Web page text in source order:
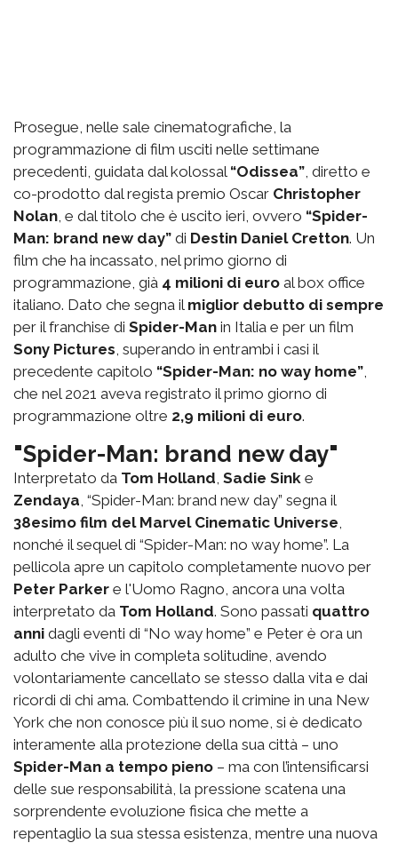
Prosegue, nelle sale cinematografiche, la
programmazione di film usciti nelle settimane
precedenti, guidata dal kolossal “Odissea” , diretto e
co-prodotto dal regista premio Oscar Christopher
Nolan , e dal titolo che è uscito ieri, ovvero “Spider-
Man: brand new day” di Destin Daniel Cretton. Un
film che ha incassato, nel primo giorno di
programmazione, già 4 milioni di euro al box office
italiano. Dato che segna il miglior debutto di sempre
per il franchise di Spider-Man in Italia e per un film
Sony Pictures , superando in entrambi i casi il
precedente capitolo “Spider-Man: no way home”
che nel 2021 aveva registrato il primo giorno di
programmazione oltre 2,9 milioni di euro.
"Spider-Man: brand new day"
Interpretato da Tom Holland Sadie Sink e
Zendaya , “Spider-Man: brand new day” segna il
38esimo film del Marvel Cinematic Universe
nonché il sequel di “Spider-Man: no way home”. La
pellicola apre un capitolo completamente nuovo per
Peter Parker e l'Uomo Ragno, ancora una volta
interpretato da Tom Holland. Sono passati quattro
anni dagli eventi di “No way home” e Peter è ora un
adulto che vive in completa solitudine, avendo
volontariamente cancellato se stesso dalla vita e dai
ricordi di chi ama. Combattendo il crimine in una New
York che non conosce più il suo nome, si è dedicato
interamente alla protezione della sua città – uno
Spider-Man a tempo pieno – ma con l’intensificarsi
delle sue responsabilità, la pressione scatena una
sorprendente evoluzione fisica che mette a
repentaglio la sua stessa esistenza, mentre una nuova